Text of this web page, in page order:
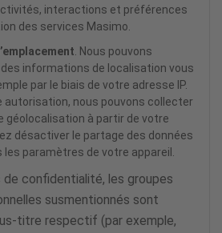
interactions et préférences
des services Masimo.
. Nous pouvons
informations de localisation vous
par le biais de votre adresse IP.
autorisation, nous pouvons collecter
géolocalisation à partir de votre
désactiver le partage des données
paramètres de votre appareil.
de confidentialité, les groupes
susmentionnés sont
titre respectif (par exemple,